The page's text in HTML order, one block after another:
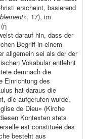
erscheint, basierend
, 17), im
darauf hin, dass der
Begriff in einem
allgemein sei als der der
Vokabular entlehnt
demnach die
Einrichtung des
hat daraus die
die aufgerufen wurde,
de Dieu» (Kirche
Kontexten stets
est constituée des
besteht aus